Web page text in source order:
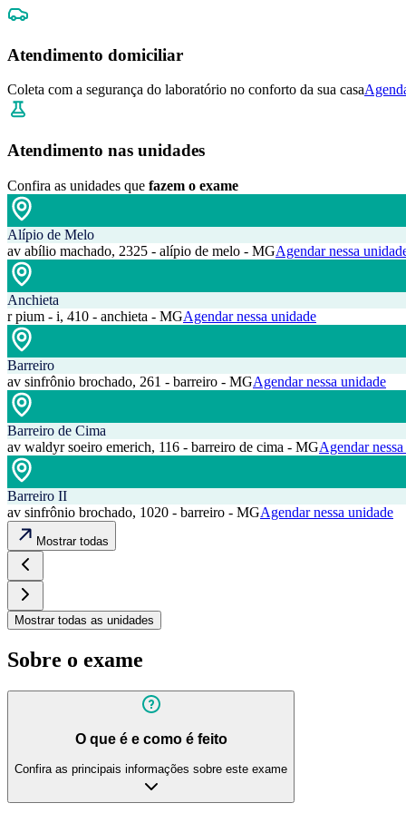
Atendimento domiciliar
Coleta com a segurança do laboratório no conforto da sua casa
Atendimento nas unidades
Confira as unidades que fazem o exame
Alípio de Melo
av abílio machado, 2325 - alípio de melo - MGAgendar nessa
Anchieta
r pium - i, 410 - anchieta - MGAgendar nessa unidade
Barreiro
av sinfrônio brochado, 261 - barreiro - MGAgendar nessa unidade
Barreiro de Cima
av waldyr soeiro emerich, 116 - barreiro de cima - MGAgendar
Barreiro II
av sinfrônio brochado, 1020 - barreiro - MGAgendar nessa unidade
Mostrar todas
Mostrar todas as unidades
Sobre o exame
O que é e como é feito
Confira as principais informações sobre este exame